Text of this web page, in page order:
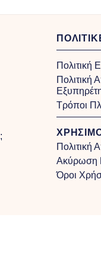
Πολιτική
Πολιτική
Τρόποι
Πολιτική
Ακύρωση
Όροι